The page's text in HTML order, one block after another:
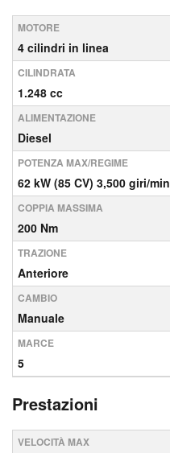
MOTORE
4 cilindri in linea
CILINDRATA
1.248 cc
ALIMENTAZIONE
Diesel
POTENZA MAX/REGIME
62 kW (85 CV) 3,500 giri/min
COPPIA MASSIMA
200 Nm
TRAZIONE
Anteriore
CAMBIO
Manuale
MARCE
5
Prestazioni
VELOCITÀ MAX